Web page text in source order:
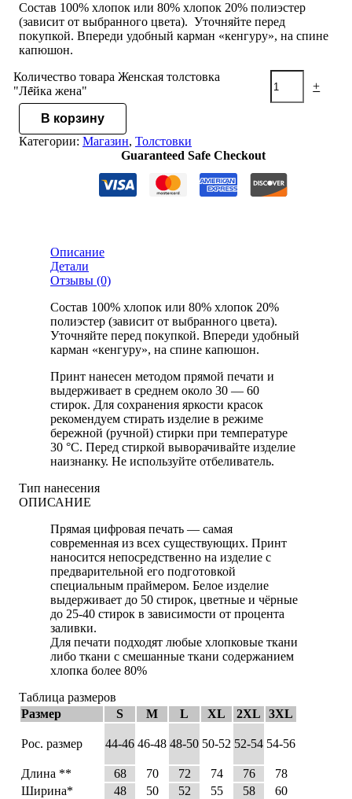
Состав 100% хлопок или 80% хлопок 20% полиэстер
(зависит от выбранного цвета). Уточняйте перед
покупкой. Впереди удобный карман «кенгуру», на спине
капюшон.
-
Количество товара Женская толстовка
"Лейка жена"
+
В корзину
Категории: Магазин, Толстовки
Guaranteed Safe Checkout
Описание
Детали
Отзывы (0)
Состав 100% хлопок или 80% хлопок 20%
полиэстер (зависит от выбранного цвета).
Уточняйте перед покупкой. Впереди удобный
карман «кенгуру», на спине капюшон.
Принт нанесен методом прямой печати и
выдерживает в среднем около 30 — 60
стирок. Для сохранения яркости красок
рекомендуем стирать изделие в режиме
бережной (ручной) стирки при температуре
30 °C. Перед стиркой выворачивайте изделие
наизнанку. Не используйте отбеливатель.
Тип нанесения
ОПИСАНИЕ
Прямая цифровая печать — самая
современная из всех существующих. Принт
наносится непосредственно на изделие с
предварительной его подготовкой
специальным праймером. Белое изделие
выдерживает до 50 стирок, цветные и чёрные
до 25-40 стирок в зависимости от процента
заливки.
Для печати подходят любые хлопковые ткани
либо ткани с смешанные ткани содержанием
хлопка более 80%
Таблица размеров
Размер
S M L XL 2XL 3XL
Рос. размер 44-46 46-48 48-50 50-52 52-54 54-56
Длина ** 68 70 72 74 76
78
Ширина*
48 50 52 55 58
60